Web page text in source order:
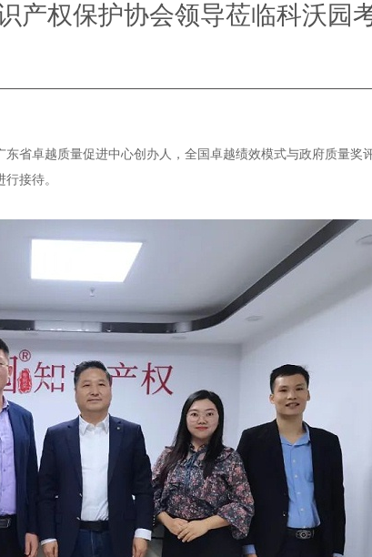
产权保护协会领导莅临科沃园
省卓越质量促进中心创办人，全国卓越绩效模式与政府质量奖
接待。